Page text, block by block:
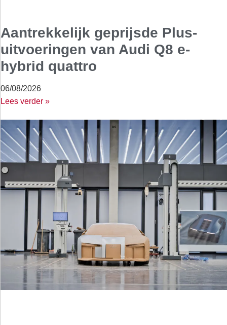
Aantrekkelijk geprijsde Plus-
uitvoeringen van Audi Q8 e-
hybrid quattro
06/08/2026
Lees verder »